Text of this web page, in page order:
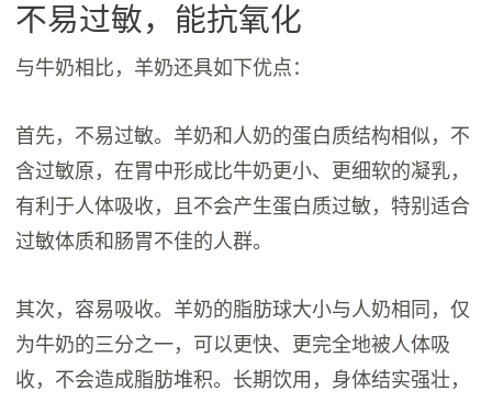
不易过敏，能抗氧化
与牛奶相比，羊奶还具如下优点：
首先，不易过敏。羊奶和人奶的蛋白质结构相似，不
含过敏原，在胃中形成比牛奶更小、更细软的凝乳，
有利于人体吸收，且不会产生蛋白质过敏，特别适合
过敏体质和肠胃不佳的人群。
其次，容易吸收。羊奶的脂肪球大小与人奶相同，仅
为牛奶的三分之一，可以更快、更完全地被人体吸
收，不会造成脂肪堆积。长期饮用，身体结实强壮，